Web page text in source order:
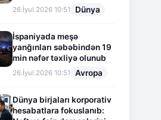
26.İyul.2026 10:51 Dünya
İspaniyada meşə
yanğınları səbəbindən 19
min nəfər təxliyə olunub
26.İyul.2026 10:51 Avropa
Dünya birjaları korporativ
hesabatlara fokuslanıb: